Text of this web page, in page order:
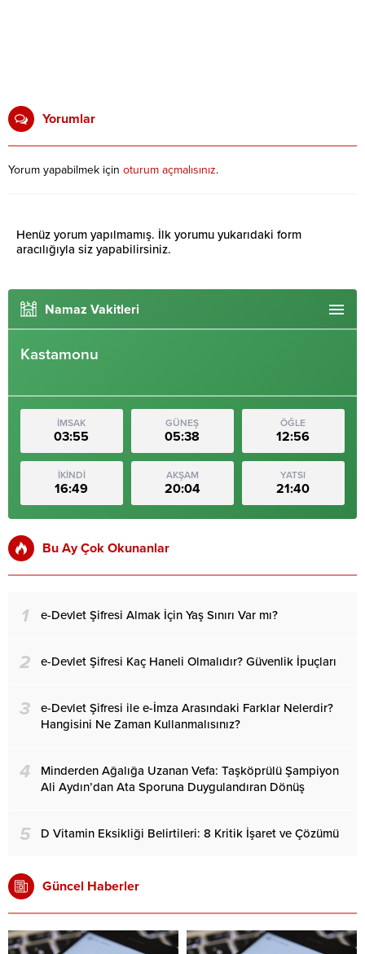
Yorumlar
Yorum yapabilmek için oturum açmalısınız.
Henüz yorum yapılmamış. İlk yorumu yukarıdaki form
aracılığıyla siz yapabilirsiniz.
Namaz Vakitleri
Kastamonu
İMSAK
03:55
GÜNEŞ
05:38
ÖĞLE
12:56
İKİNDİ
16:49
AKŞAM
20:04
YATSI
21:40
Bu Ay Çok Okunanlar
1 e-Devlet Şifresi Almak İçin Yaş Sınırı Var mı?
2 e-Devlet Şifresi Kaç Haneli Olmalıdır? Güvenlik İpuçları
3
e-Devlet Şifresi ile e-İmza Arasındaki Farklar Nelerdir?
Hangisini Ne Zaman Kullanmalısınız?
4
Minderden Ağalığa Uzanan Vefa: Taşköprülü Şampiyon
Ali Aydın’dan Ata Sporuna Duygulandıran Dönüş
5 D Vitamin Eksikliği Belirtileri: 8 Kritik İşaret ve Çözümü
Güncel Haberler